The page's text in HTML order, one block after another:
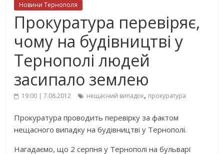
Новини Тернополя
Прокуратура перевіряє,
чому на будівництві у
Тернополі людей
засипало землею
19:00 | 7.08.2012 нещасний випадок, прокуратура
Прокуратура проводить перевірку за фактом
нещасного випадку на будівництві у Тернополі.
Нагадаємо, що 2 серпня у Тернополі на бульварі